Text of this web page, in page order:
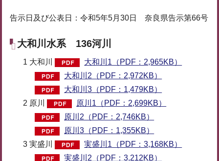
告示日及び公表日：令和5年5月30日 奈良県告示第66号
大和川水系 136河川
1 大和川
大和川1（PDF：2,965KB）
大和川2（PDF：2,972KB）
大和川3（PDF：1,479KB）
2 原川
原川1（PDF：2,699KB）
原川2（PDF：2,746KB）
原川3（PDF：1,355KB）
3 実盛川
実盛川1（PDF：3,168KB）
実盛川2（PDF：3,212KB）